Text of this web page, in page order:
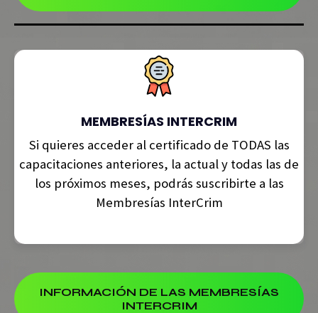
MEMBRESÍAS INTERCRIM
Si quieres acceder al certificado de TODAS las
capacitaciones anteriores, la actual y todas las de
los próximos meses, podrás suscribirte a las
Membresías InterCrim
INFORMACIÓN DE LAS MEMBRESÍAS
INTERCRIM